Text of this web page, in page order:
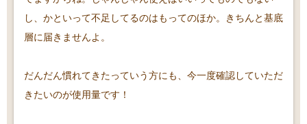
し、かといって不足してるのはもってのほか。きちんと基底
層に届きませんよ。
だんだん慣れてきたっていう方にも、今一度確認していただ
きたいのが使用量です！